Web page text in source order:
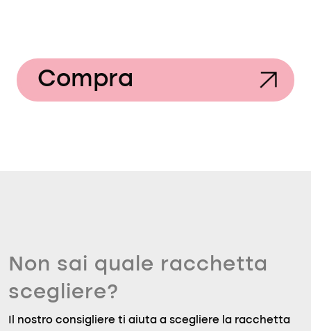
Compra
Non sai quale racchetta
scegliere?
Il nostro consigliere ti aiuta a scegliere la racchetta